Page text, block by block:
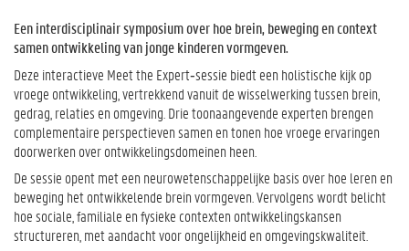
Een interdisciplinair symposium over hoe brein, beweging en context
samen ontwikkeling van jonge kinderen vormgeven.
Deze interactieve Meet the Expert‑sessie biedt een holistische kijk op
vroege ontwikkeling, vertrekkend vanuit de wisselwerking tussen brein,
gedrag, relaties en omgeving. Drie toonaangevende experten brengen
complementaire perspectieven samen en tonen hoe vroege ervaringen
doorwerken over ontwikkelingsdomeinen heen.
De sessie opent met een neurowetenschappelijke basis over hoe leren en
beweging het ontwikkelende brein vormgeven. Vervolgens wordt belicht
hoe sociale, familiale en fysieke contexten ontwikkelingskansen
structureren, met aandacht voor ongelijkheid en omgevingskwaliteit.